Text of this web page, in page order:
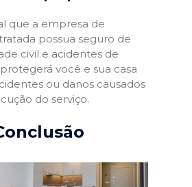
que a empresa de
possua seguro de
civil e acidentes de
você e sua casa
ou danos causados
do serviço.